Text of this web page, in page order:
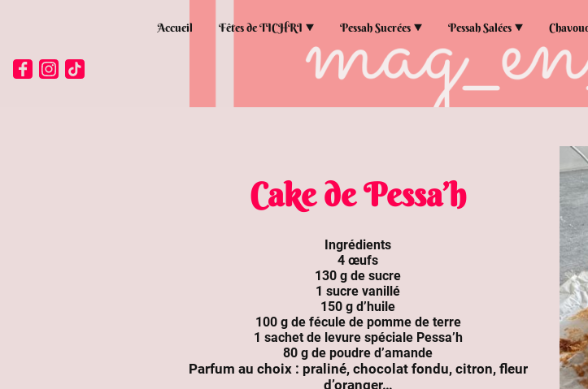
Accueil Fêtes de TICHRI Pessah Sucrées Pessah Salées
Cake de Pessa’h
Ingrédients
4 œufs
130 g de sucre
1 sucre vanillé
150 g d’huile
100 g de fécule de pomme de terre
1 sachet de levure spéciale Pessa’h
80 g de poudre d’amande
Parfum au choix : praliné, chocolat fondu, citron, fleur
d’oranger…